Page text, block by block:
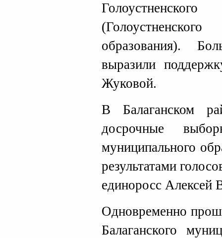
образования).
выразили
Жуковой.
В Балаганском
досрочные
муниципального
результатами
единоросс Алексей
Одновременно
Балаганского